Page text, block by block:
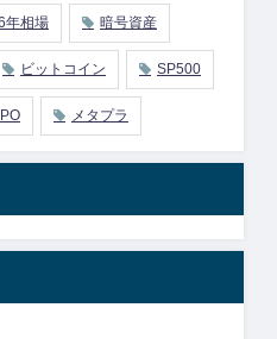
年相場 暗号資産
ビットコイン SP500
メタプラ